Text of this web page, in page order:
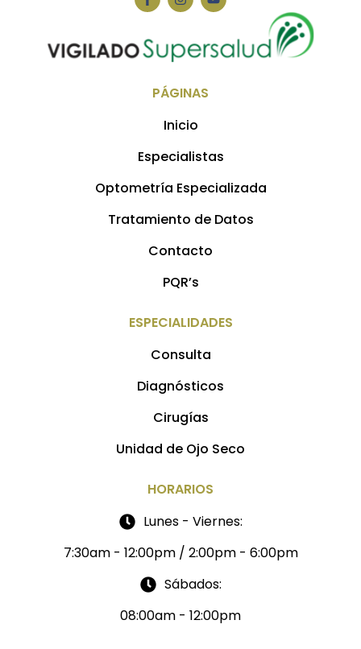
PÁGINAS
Inicio
Especialistas
Optometría Especializada
Tratamiento de Datos
Contacto
PQR’s
ESPECIALIDADES
Consulta
Diagnósticos
Cirugías
Unidad de Ojo Seco
HORARIOS
Lunes - Viernes:
7:30am - 12:00pm / 2:00pm - 6:00pm
Sábados:
08:00am - 12:00pm